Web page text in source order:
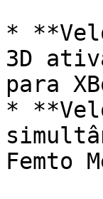
*
3D
para
*
Femto